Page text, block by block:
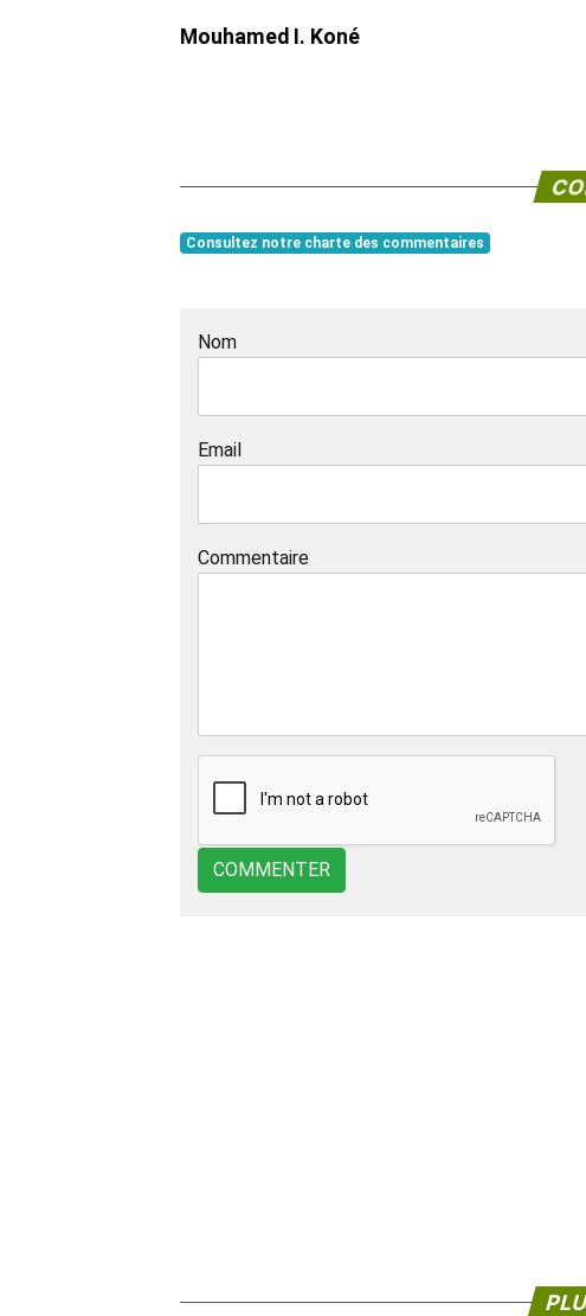
Mouhamed I. Koné
Consultez notre charte des commentaires
Nom
Email
Commentaire
COMMENTER